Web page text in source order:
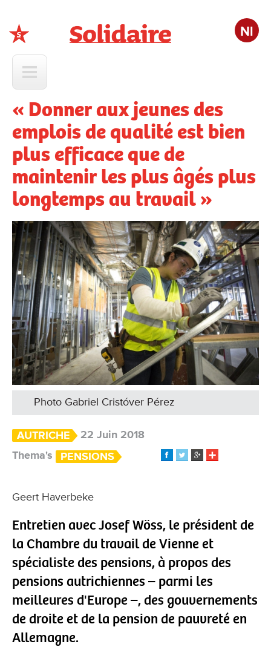
Nl
« Donner aux jeunes des
emplois de qualité est bien
plus efficace que de
maintenir les plus âgés plus
longtemps au travail »
Photo Gabriel Cristóver Pérez
AUTRICHE
22 Juin 2018
Thema's
PENSIONS
Geert Haverbeke
Entretien avec Josef Wöss, le président de
la Chambre du travail de Vienne et
spécialiste des pensions, à propos des
pensions autrichiennes – parmi les
meilleures d'Europe –, des gouvernements
de droite et de la pension de pauvreté en
Allemagne.